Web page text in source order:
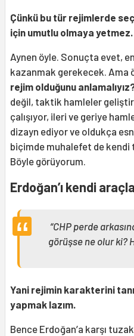
Çünkü bu tür rejimlerde
için umutlu olmaya yetmez.
Aynen öyle. Sonuçta evet,
kazanmak gerekecek. Ama
rejim olduğunu
değil, taktik hamleler
çalışıyor, ileri ve geriye
dizayn ediyor ve oldukça
biçimde muhalefet de
Böyle görüyorum.
Erdoğan’ı kendi
“CHP perde
görüşse ne olur ki?
Yani rejimin karakterini
yapmak lazım.
Bence Erdoğan’a karşı